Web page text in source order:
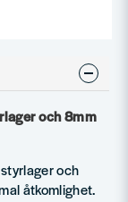
och 8mm
och
åtkomlighet.